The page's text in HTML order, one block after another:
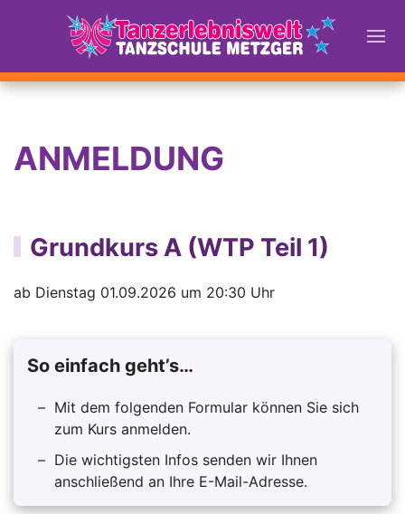
ANMELDUNG
Grundkurs A (WTP Teil 1)
ab Dienstag 01.09.2026 um 20:30 Uhr
So einfach geht’s…
Mit dem folgenden Formular können Sie sich
zum Kurs anmelden.
Die wichtigsten Infos senden wir Ihnen
anschließend an Ihre E-Mail-Adresse.